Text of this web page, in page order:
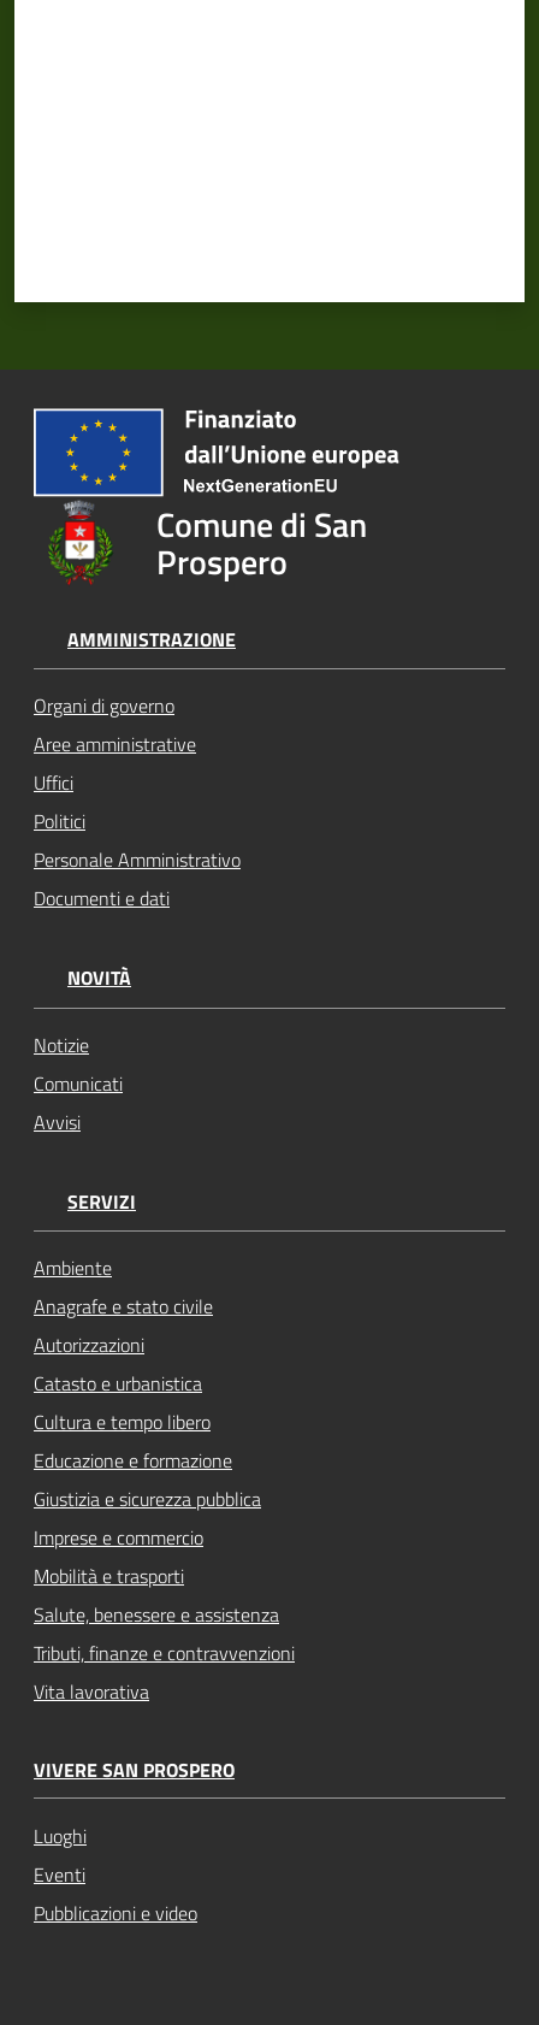
Comune di San
Prospero
AMMINISTRAZIONE
Organi di governo
Aree amministrative
Uffici
Politici
Personale Amministrativo
Documenti e dati
NOVITÀ
Notizie
Comunicati
Avvisi
SERVIZI
Ambiente
Anagrafe e stato civile
Autorizzazioni
Catasto e urbanistica
Cultura e tempo libero
Educazione e formazione
Giustizia e sicurezza pubblica
Imprese e commercio
Mobilità e trasporti
Salute, benessere e assistenza
Tributi, finanze e contravvenzioni
Vita lavorativa
VIVERE SAN PROSPERO
Luoghi
Eventi
Pubblicazioni e video